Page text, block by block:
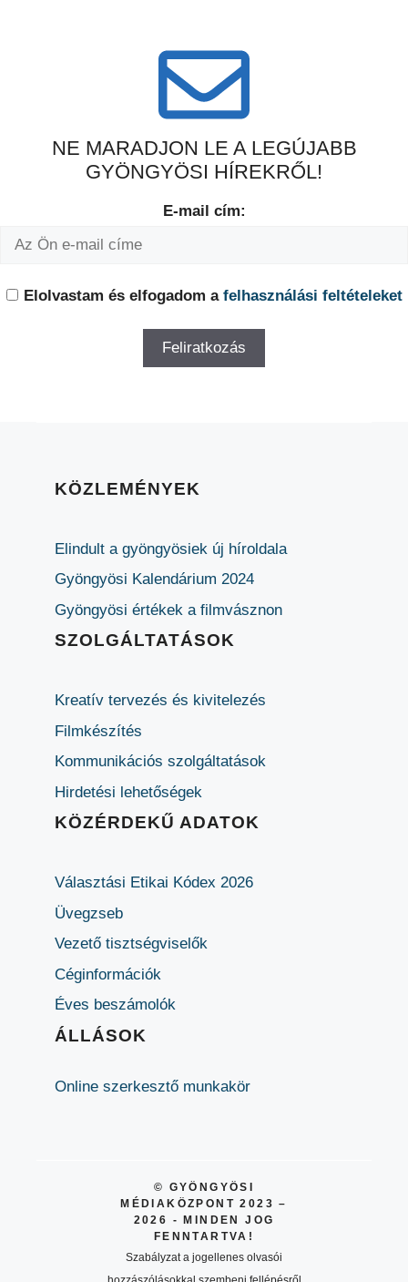
NE MARADJON LE A LEGÚJABB
GYÖNGYÖSI HÍREKRŐL!
E-mail cím:
Elolvastam és elfogadom a felhasználási feltételeket
KÖZLEMÉNYEK
Elindult a gyöngyösiek új híroldala
Gyöngyösi Kalendárium 2024
Gyöngyösi értékek a filmvásznon
SZOLGÁLTATÁSOK
Kreatív tervezés és kivitelezés
Filmkészítés
Kommunikációs szolgáltatások
Hirdetési lehetőségek
KÖZÉRDEKŰ ADATOK
Választási Etikai Kódex 2026
Üvegzseb
Vezető tisztségviselők
Céginformációk
Éves beszámolók
ÁLLÁSOK
Online szerkesztő munkakör
© GYÖNGYÖSI
MÉDIAKÖZPONT 2023 –
2026 - MINDEN JOG
FENNTARTVA!
Szabályzat a jogellenes olvasói